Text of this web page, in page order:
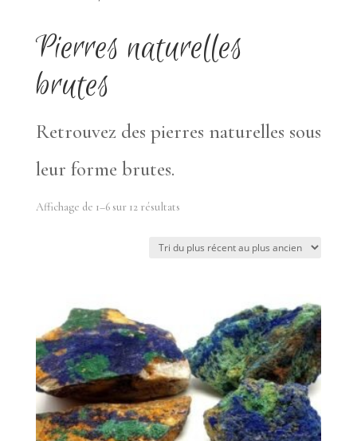
Pierres naturelles
brutes
Retrouvez des pierres naturelles sous
leur forme brutes.
Affichage de 1–6 sur 12 résultatsTrié
du
au
plus
ancien